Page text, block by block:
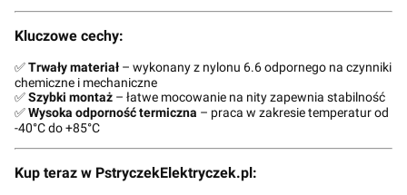
Kluczowe cechy:
✅Trwały materiał – wykonany z nylonu 6.6 odpornego na czynniki
chemiczne i mechaniczne
✅Szybki montaż – łatwe mocowanie na nity zapewnia stabilność
✅Wysoka odporność termiczna – praca w zakresie temperatur od
-40°C do +85°C
Kup teraz w PstryczekElektryczek.pl: